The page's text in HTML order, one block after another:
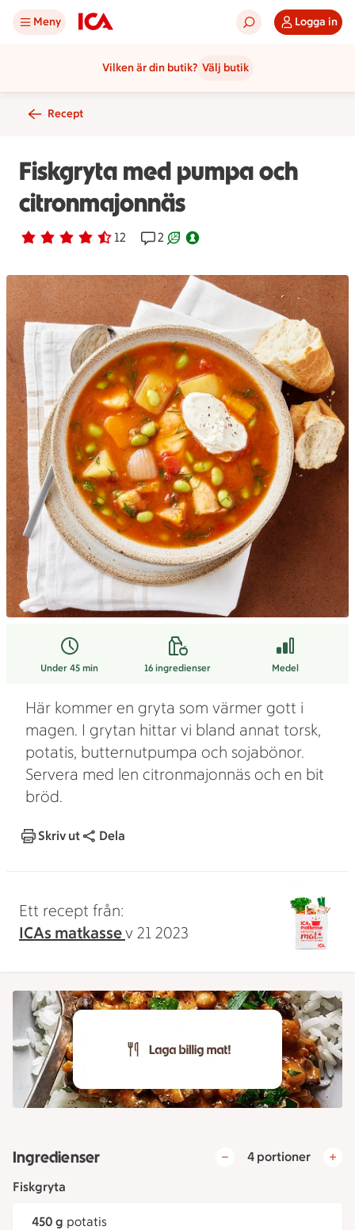
Meny Logga in
Vilken är din butik? Välj butik
Recept
Fiskgryta med pumpa och
citronmajonnäs
Betyg 4.3 av 5. 12
12 personer har röstatReceptet har 2 kommentarer
2 Receptet är ett klimartsmart val.
Nyckelhålsmärkt.
Under 45 min 16 ingredienser Medel
Här kommer en gryta som värmer gott i
magen. I grytan hittar vi bland annat torsk,
potatis, butternutpumpa och sojabönor.
Servera med len citronmajonnäs och en bit
bröd.
Skriv ut Dela
Ett recept från:
ICAs matkassev 21 2023
Ingredienser
4 portioner
Fiskgryta
450 g potatis